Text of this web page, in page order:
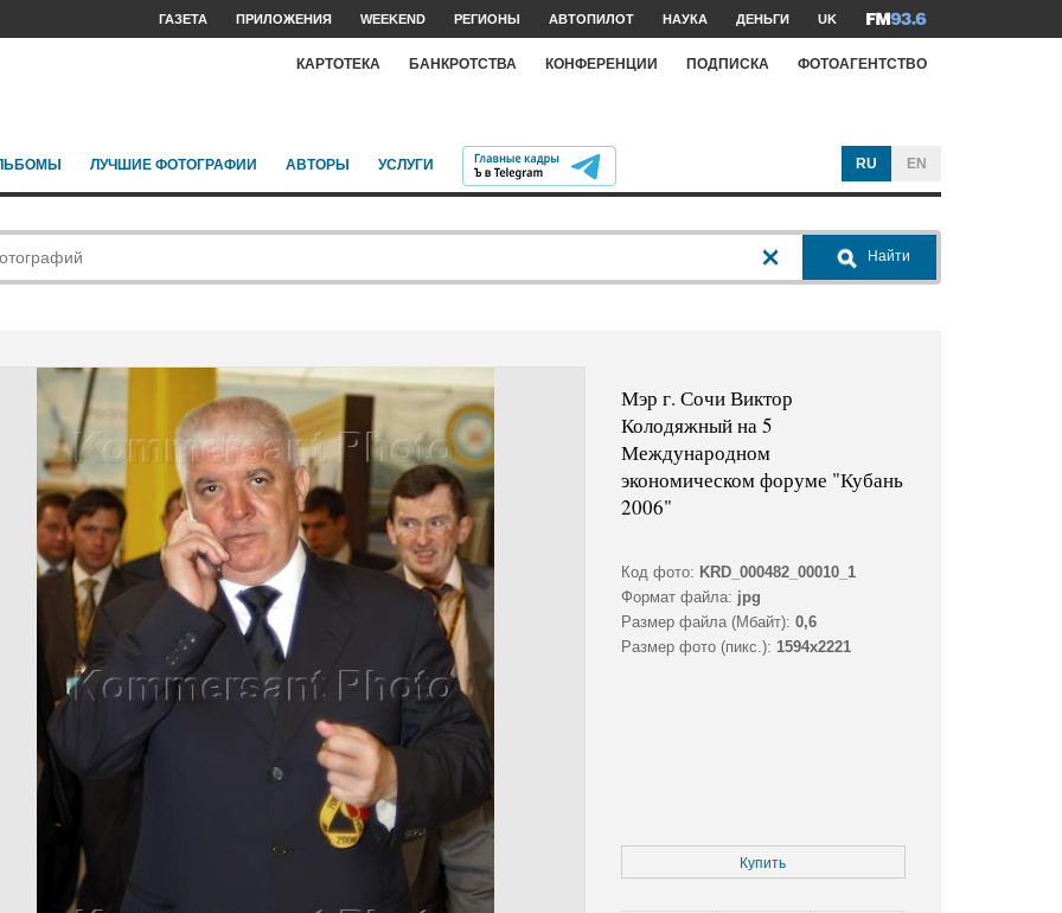
ГАЗЕТА ПРИЛОЖЕНИЯ WEEKEND РЕГИОНЫ АВТОПИЛОТ НАУКА ДЕНЬГИ UK
КАРТОТЕКА БАНКРОТСТВА КОНФЕРЕНЦИИ ПОДПИСКА ФОТОАГЕНТСТВО
ЛУЧШИЕ ФОТОГРАФИИ АВТОРЫ УСЛУГИ RU EN
Найти
Мэр г. Сочи Виктор
Колодяжный на 5
Международном
экономическом форуме "Кубань
2006"
Код фото: KRD_000482_00010_1
Формат файла: jpg
Размер файла (Мбайт): 0,6
Размер фото (пикс.): 1594x2221
Купить